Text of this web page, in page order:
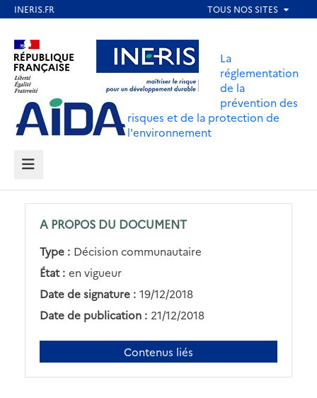
contenu
principal
Aller au contenu Aller au menu
Aller au pied de page
La
réglementation
de la
prévention des
risques et de la protection de
l'environnement
MENU
A PROPOS DU DOCUMENT
Type : Décision communautaire
État : en vigueur
Date de signature : 19/12/2018
Date de publication : 21/12/2018
Contenus liés